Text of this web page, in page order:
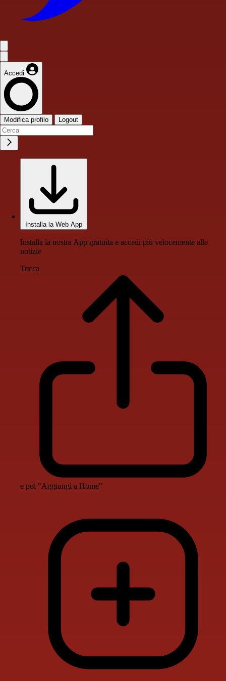
Accedi
Modifica profilo Logout
Installa la Web App
Installa la nostra App gratuita e accedi più velocemente alle
notizie
Tocca
e poi "Aggiungi a Home"